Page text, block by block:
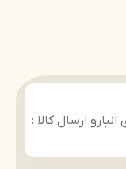
ارسال کالا :